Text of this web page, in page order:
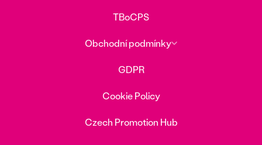
TBoCPS
Obchodní podmínky
GDPR
Cookie Policy
Czech Promotion Hub